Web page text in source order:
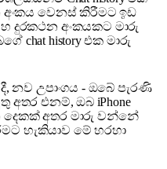
වෙනස් කිරීමට ඉඩ
දුරකථන අංකයකට මාරු
chat history එක මාරු
නව උපාංගය - ඔබේ පැරණි
අතර එනම්, ඔබ iPhone
දෙකක් අතර මාරු වන්නේ
හැකියාව මේ හරහා